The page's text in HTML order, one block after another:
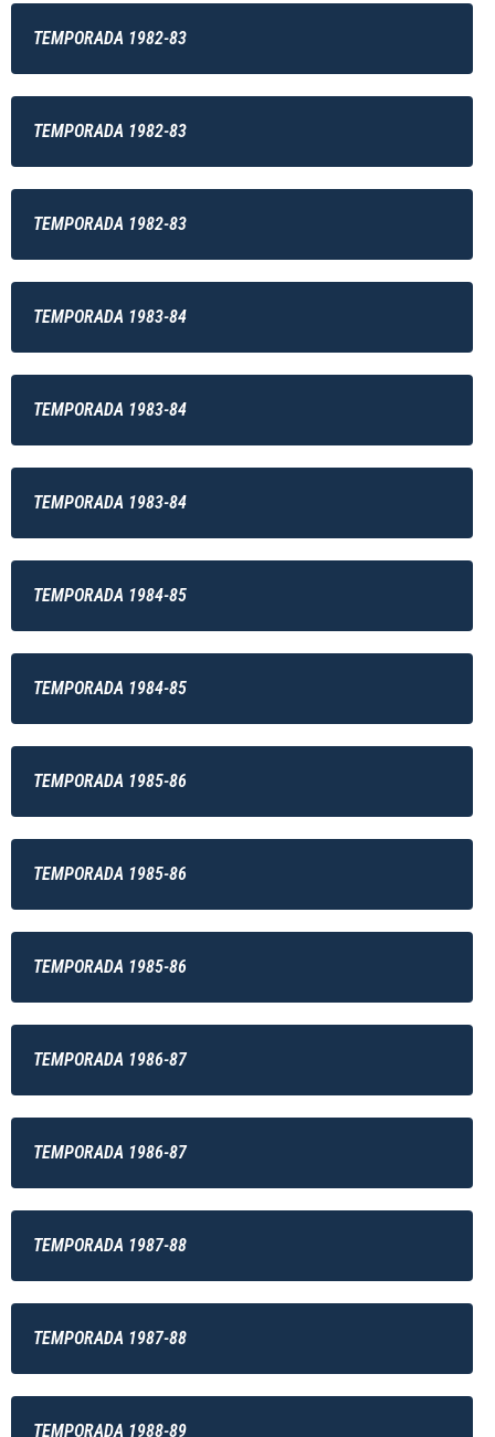
TEMPORADA 1982-83
TEMPORADA 1982-83
TEMPORADA 1982-83
TEMPORADA 1983-84
TEMPORADA 1983-84
TEMPORADA 1983-84
TEMPORADA 1984-85
TEMPORADA 1984-85
TEMPORADA 1985-86
TEMPORADA 1985-86
TEMPORADA 1985-86
TEMPORADA 1986-87
TEMPORADA 1986-87
TEMPORADA 1987-88
TEMPORADA 1987-88
TEMPORADA 1988-89